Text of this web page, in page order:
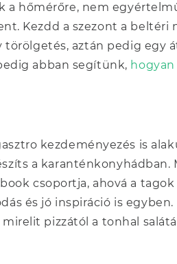
a hőmérőre, nem
Kezdd a szezont a beltéri
aztán pedig egy
abban segítünk,
kezdeményezés is
a karanténkonyhádban.
csoportja, ahová a
és jó inspiráció is
pizzától a tonhal